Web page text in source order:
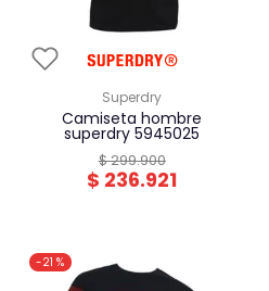
superdry
camiseta hombre
superdry 5945025
$299.900
$ 236.921
-21 %